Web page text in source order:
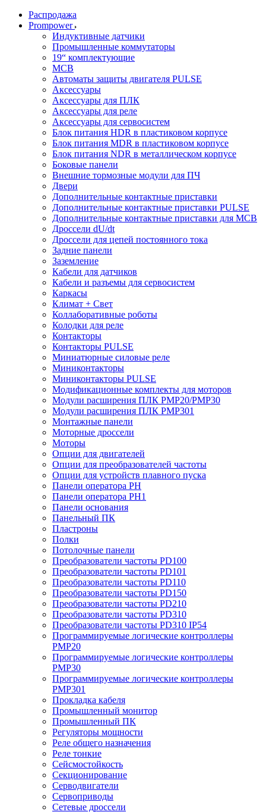
Распродажа
Prompower
Индуктивные датчики
Промышленные коммутаторы
19“ комплектующие
MCB
Автоматы защиты двигателя PULSE
Аксессуары
Аксессуары для ПЛК
Аксессуары для реле
Аксессуары для сервосистем
Блок питания HDR в пластиковом корпусе
Блок питания MDR в пластиковом корпусе
Блок питания NDR в металлическом корпусе
Боковые панели
Внешние тормозные модули для ПЧ
Двери
Дополнительные контактные приставки
Дополнительные контактные приставки PULSE
Дополнительные контактные приставки для MCB
Дроссели dU/dt
Дроссели для цепей постоянного тока
Задние панели
Заземление
Кабели для датчиков
Кабели и разъемы для сервосистем
Каркасы
Климат + Свет
Коллаборативные роботы
Колодки для реле
Контакторы
Контакторы PULSE
Миниатюрные силовые реле
Миниконтакторы
Миниконтакторы PULSE
Модификационные комплекты для моторов
Модули расширения ПЛК PMP20/PMP30
Модули расширения ПЛК PMP301
Монтажные панели
Моторные дроссели
Моторы
Опции для двигателей
Опции для преобразователей частоты
Опции для устройств плавного пуска
Панели оператора PH
Панели оператора PH1
Панели основания
Панельный ПК
Пластроны
Полки
Потолочные панели
Преобразователи частоты PD100
Преобразователи частоты PD101
Преобразователи частоты PD110
Преобразователи частоты PD150
Преобразователи частоты PD210
Преобразователи частоты PD310
Преобразователи частоты PD310 IP54
Программируемые логические контроллеры
PMP20
Программируемые логические контроллеры
PMP30
Программируемые логические контроллеры
PMP301
Прокладка кабеля
Промышленный монитор
Промышленный ПК
Регуляторы мощности
Реле общего назначения
Реле тонкие
Сейсмостойкость
Секционирование
Серводвигатели
Сервоприводы
Сетевые дроссели